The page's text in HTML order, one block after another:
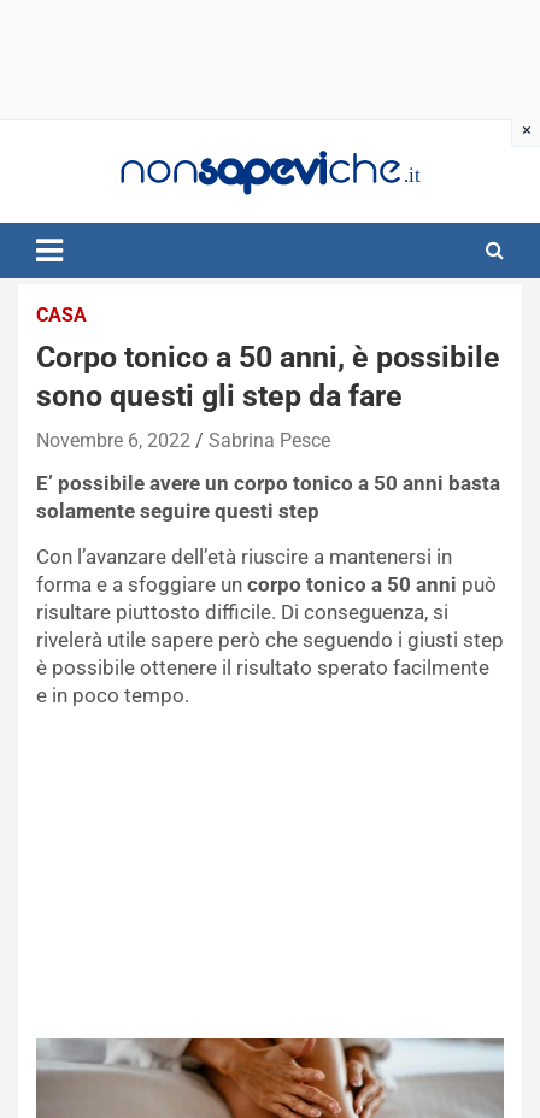
CASA
Corpo tonico a 50 anni, è possibile
sono questi gli step da fare
Novembre 6, 2022 Sabrina Pesce
E’ possibile avere un corpo tonico a 50 anni basta
solamente seguire questi step
Con l’avanzare dell’età riuscire a mantenersi in
forma e a sfoggiare un corpo tonico a 50 anni può
risultare piuttosto difficile. Di conseguenza, si
rivelerà utile sapere però che seguendo i giusti step
è possibile ottenere il risultato sperato facilmente
e in poco tempo.